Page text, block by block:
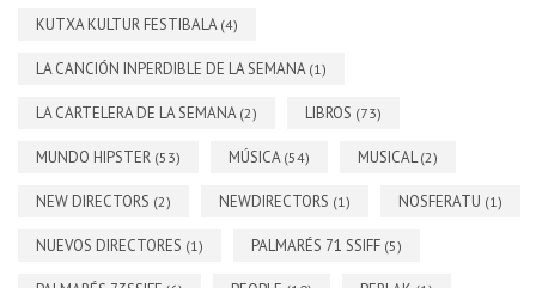
KUTXA KULTUR FESTIBALA (4)
LA CANCIÓN INPERDIBLE DE LA SEMANA (1)
LA CARTELERA DE LA SEMANA (2) LIBROS (73)
MUNDO HIPSTER (53) MÚSICA (54) MUSICAL(2)
NEW DIRECTORS (2) NEWDIRECTORS (1) NOSFERATU (1)
NUEVOS DIRECTORES (1) PALMARÉS 71 SSIFF (5)